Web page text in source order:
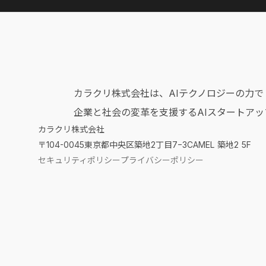
カラクリ株式会社は、AIテクノロジーの力で
企業と社会の変革を支援するAIスタートアッ
カラクリ株式会社
〒104-0045東京都中央区築地2丁目7−3CAMEL 築地2 5F
セキュリティポリシープライバシーポリシー